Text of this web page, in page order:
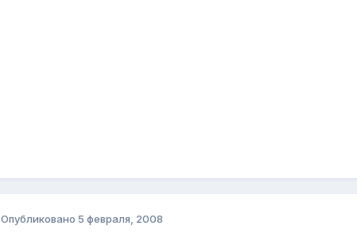
Опубликовано 5 февраля, 2008